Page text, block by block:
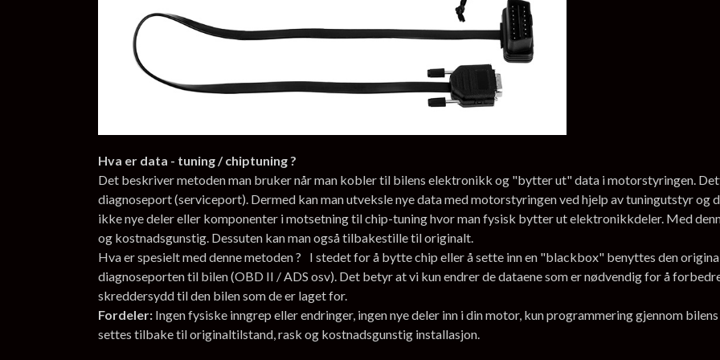
Hva er data - tuning / chiptuning ?
Det beskriver metoden man bruker når man kobler til bilens elektronikk og "bytter ut" data i motorstyringen.
diagnoseport (serviceport). Dermed kan man utveksle nye data med motorstyringen ved hjelp av tuningutstyr og
ikke nye deler eller komponenter i motsetning til chip-tuning hvor man fysisk bytter ut elektronikkdeler. Med
og kostnadsgunstig. Dessuten kan man også tilbakestille til originalt.
Hva er spesielt med denne metoden ? I stedet for å bytte chip eller å sette inn en "blackbox" benyttes den
diagnoseporten til bilen (OBD II / ADS osv). Det betyr at vi kun endrer de dataene som er nødvendig for å
skreddersydd til den bilen som de er laget for.
Fordeler: Ingen fysiske inngrep eller endringer, ingen nye deler inn i din motor, kun programmering gjennom
settes tilbake til originaltilstand, rask og kostnadsgunstig installasjon.